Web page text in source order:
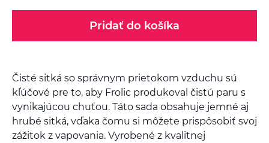
Pridať do košíka
Čisté sitká so správnym prietokom vzduchu sú
kľúčové pre to, aby Frolic produkoval čistú paru s
vynikajúcou chuťou. Táto sada obsahuje jemné aj
hrubé sitká, vďaka čomu si môžete prispôsobiť svoj
zážitok z vapovania. Vyrobené z kvalitnej